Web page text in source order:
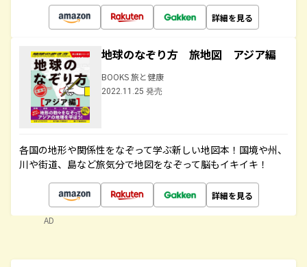
詳細を見る
地球のなぞり方 旅地図 アジア編
BOOKS 旅と健康
2022.11.25 発売
各国の地形や関係性をなぞって学ぶ新しい地図本！国境や州、
川や街道、島など旅気分で地図をなぞって脳もイキイキ！
詳細を見る
AD